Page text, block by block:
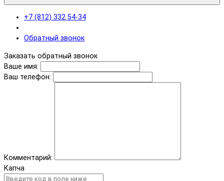
+7 (812) 332 54-34
Обратный звонок
Заказать обратный звонок
Ваше имя:
Ваш телефон:
Комментарий:
Капча